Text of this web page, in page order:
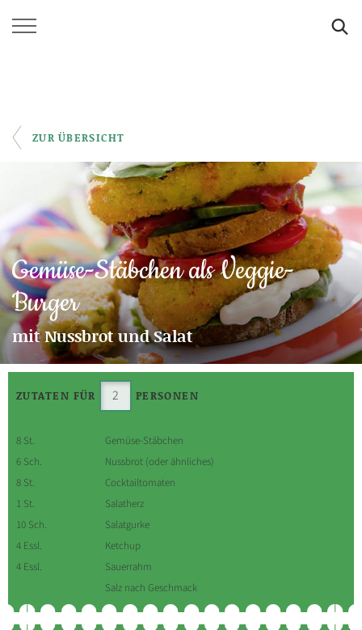
ZUR ÜBERSICHT
Gemüse-Stäbchen als Veggie-
Burger
mit Nussbrot und Salat
ZUTATEN FÜR PERSONEN
8 St.
Gemüse-Stäbchen
6 Sch.
Nussbrot (oder ähnliches)
8 St.
Cocktailtomaten
1 St.
Salatherz
10 Sch.
Salatgurke
4 Essl.
Ketchup
4 Essl.
Sauerrahm
Salz nach Geschmack